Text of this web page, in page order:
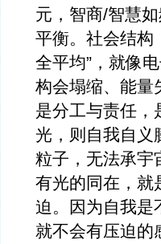
元，智商/智慧
平衡。社会结
全平均”，就像
构会塌缩、能量
是分工与责任，
光，则自我自义
粒子，无法承宇
有光的同在，就
迫。因为自我是
就不会有压迫的